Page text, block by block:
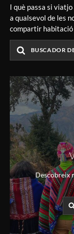
I què passa si
a qualsevol de les
compartir
BUSCADOR
Descobreix